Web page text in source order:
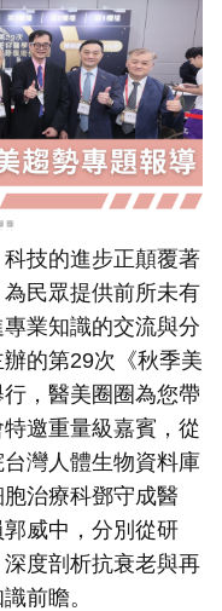
技的進步正顛覆著
民眾提供前所未有
業知識的交流與分
的第29次《秋季美
，醫美圈圈為您帶
邀重量級嘉賓，從
灣人體生物資料庫
治療科鄧守成醫
威中，分別從研
度剖析抗衰老與再
前瞻。